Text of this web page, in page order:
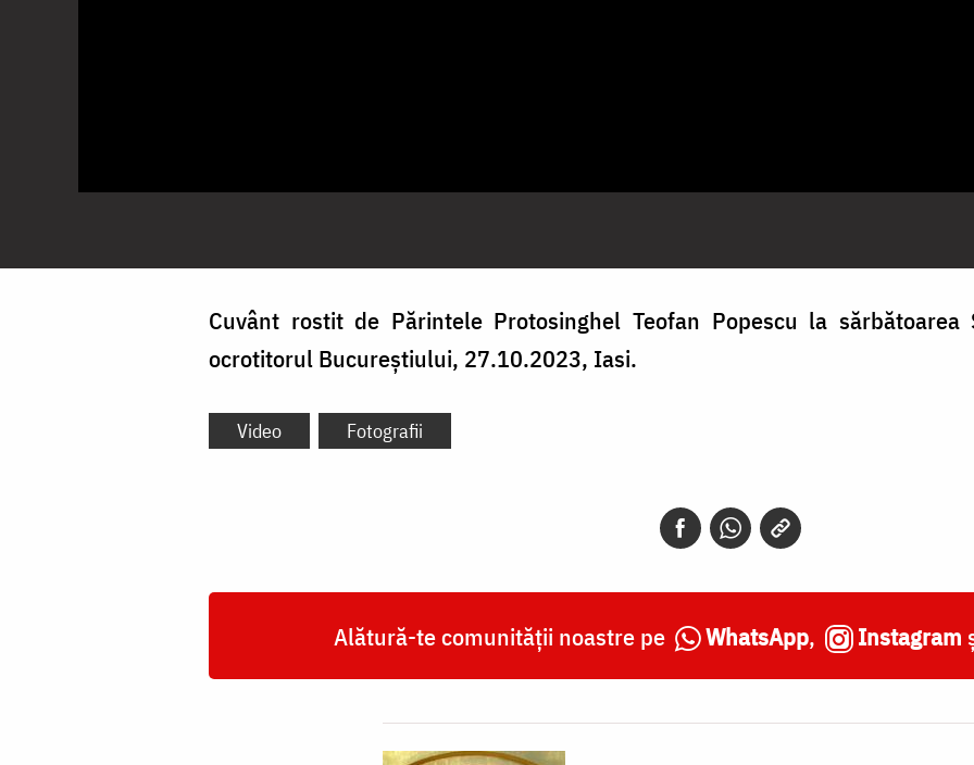
Cuvânt rostit de Părintele Protosinghel Teofan Popescu la
ocrotitorul Bucureștiului, 27.10.2023, Iasi.
Video Fotografii
Alătură-te comunității noastre pe WhatsApp, Instagram